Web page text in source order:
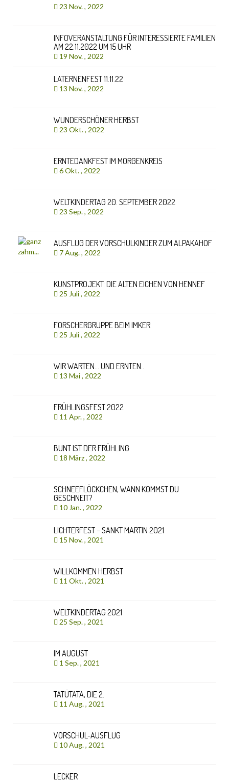
23 Nov. , 2022
INFOVERANSTALTUNG FÜR INTERESSIERTE FAMILIEN
AM 22.11.2022 UM 15 UHR
19 Nov. , 2022
LATERNENFEST 11.11.22
13 Nov. , 2022
WUNDERSCHÖNER HERBST
23 Okt. , 2022
ERNTEDANKFEST IM MORGENKREIS
6 Okt. , 2022
WELTKINDERTAG 20. SEPTEMBER 2022
23 Sep. , 2022
AUSFLUG DER VORSCHULKINDER ZUM ALPAKAHOF
7 Aug. , 2022
KUNSTPROJEKT: DIE ALTEN EICHEN VON HENNEF
25 Juli , 2022
FORSCHERGRUPPE BEIM IMKER
25 Juli , 2022
WIR WARTEN… UND ERNTEN..
13 Mai , 2022
FRÜHLINGSFEST 2022
11 Apr. , 2022
BUNT IST DER FRÜHLING
18 März , 2022
SCHNEEFLÖCKCHEN, WANN KOMMST DU
GESCHNEIT?
10 Jan. , 2022
LICHTERFEST – SANKT MARTIN 2021
15 Nov. , 2021
WILLKOMMEN HERBST
11 Okt. , 2021
WELTKINDERTAG 2021
25 Sep. , 2021
IM AUGUST
1 Sep. , 2021
TATÜTATA, DIE 2.
11 Aug. , 2021
VORSCHUL-AUSFLUG
10 Aug. , 2021
LECKER